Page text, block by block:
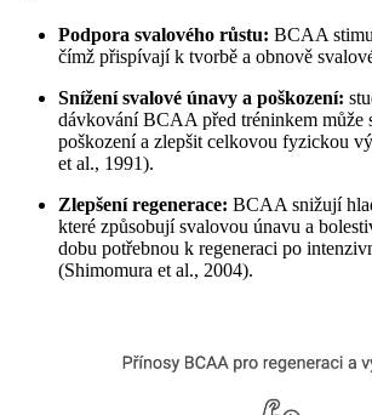
Podpora svalového růstu: BCAA
čímž přispívají k tvorbě a obnově
Snížení svalové únavy a poškození:
dávkování BCAA před tréninkem může
poškození a zlepšit celkovou fyzickou
et al., 1991).
Zlepšení regenerace: BCAA snižují
které způsobují svalovou únavu a
dobu potřebnou k regeneraci po
(Shimomura et al., 2004).